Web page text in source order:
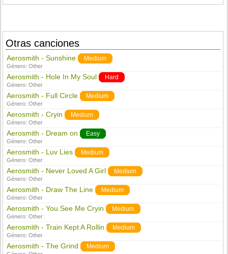
Otras canciones
Aerosmith - Sunshine Medium
Género:Other
Aerosmith - Hole In My Soul Hard
Género:Other
Aerosmith - Full Circle Medium
Género:Other
Aerosmith - Cryin Medium
Género:Other
Aerosmith - Dream on Easy
Género:Other
Aerosmith - Luv Lies Medium
Género:Other
Aerosmith - Never Loved A Girl Medium
Género:Other
Aerosmith - Draw The Line Medium
Género:Other
Aerosmith - You See Me Cryin Medium
Género:Other
Aerosmith - Train Kept A Rollin Medium
Género:Other
Aerosmith - The Grind Medium